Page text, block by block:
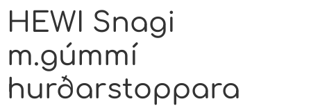
HEWI Snagi
m.gúmmí
hurðarstoppara